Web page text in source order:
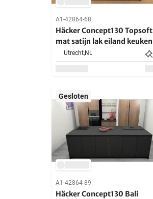
A1-42864-68
Häcker Concept130 Topsoft
mat satijn lak eiland keuken
Utrecht,NL
Gesloten
A1-42864-89
Häcker Concept130 Bali